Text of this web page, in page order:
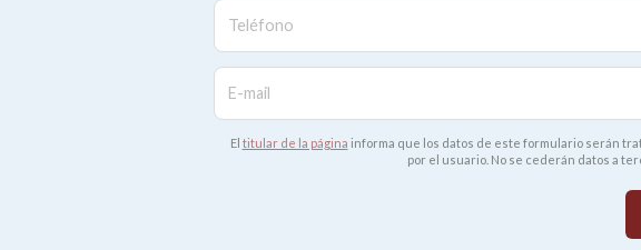
Teléfono
E-mail
El titular de la página informa que los datos de este formulario serán
por el usuario. No se cederán datos a